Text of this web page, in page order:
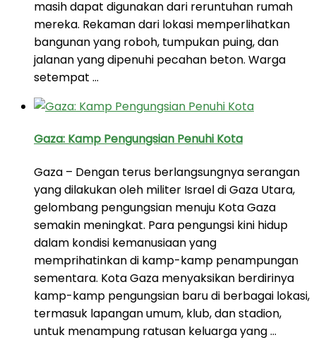
masih dapat digunakan dari reruntuhan rumah
mereka. Rekaman dari lokasi memperlihatkan
bangunan yang roboh, tumpukan puing, dan
jalanan yang dipenuhi pecahan beton. Warga
setempat …
Gaza: Kamp Pengungsian Penuhi Kota
Gaza – Dengan terus berlangsungnya serangan
yang dilakukan oleh militer Israel di Gaza Utara,
gelombang pengungsian menuju Kota Gaza
semakin meningkat. Para pengungsi kini hidup
dalam kondisi kemanusiaan yang
memprihatinkan di kamp-kamp penampungan
sementara. Kota Gaza menyaksikan berdirinya
kamp-kamp pengungsian baru di berbagai lokasi,
termasuk lapangan umum, klub, dan stadion,
untuk menampung ratusan keluarga yang …